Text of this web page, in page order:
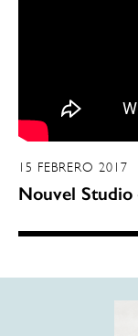
15 FEBRERO 2017
Nouvel Studio